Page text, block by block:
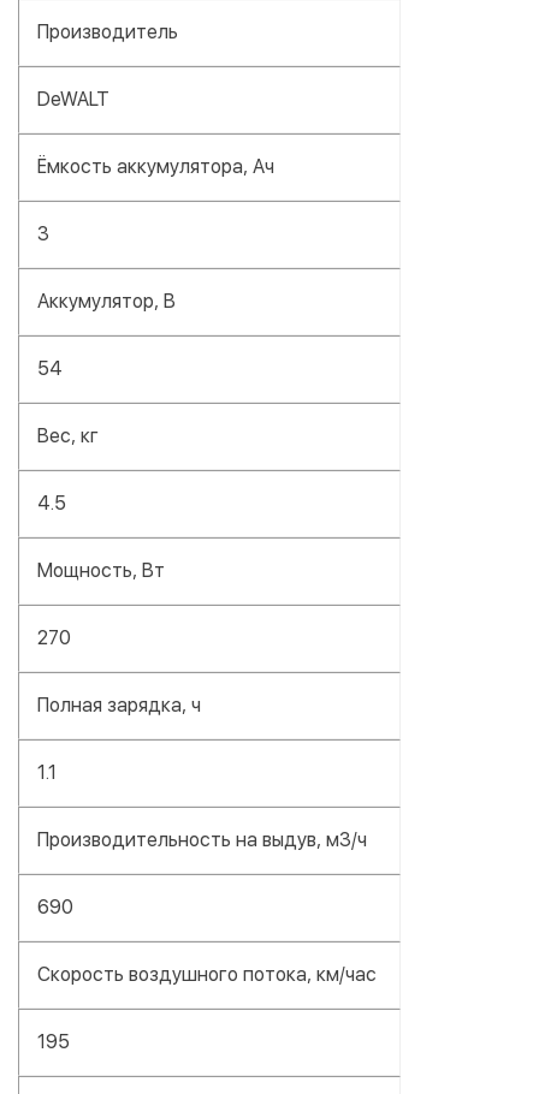
Производитель
DeWALT
Ёмкость аккумулятора, Ач
3
Аккумулятор, В
54
Вес, кг
4.5
Мощность, Вт
270
Полная зарядка, ч
1.1
Производительность на выдув, м3/ч
690
Скорость воздушного потока, км/час
195